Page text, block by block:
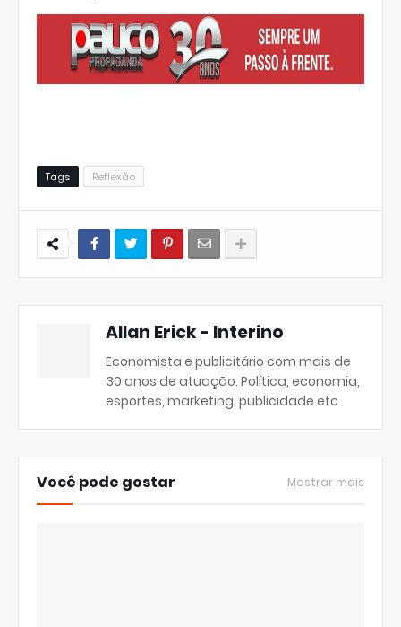
Tags Reflexão
Allan Erick - Interino
Economista e publicitário com mais de
30 anos de atuação. Política, economia,
esportes, marketing, publicidade etc
Você pode gostar Mostrar mais